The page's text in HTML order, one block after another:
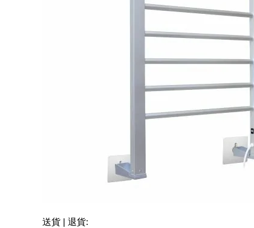
送貨 | 退貨: